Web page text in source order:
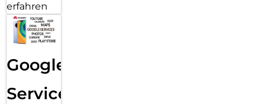
erfahren
Google
Services